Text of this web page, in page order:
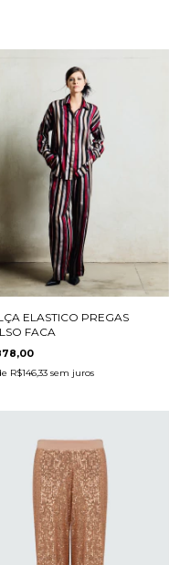
ELASTICO PREGAS
FACA
R$146,33 sem juros